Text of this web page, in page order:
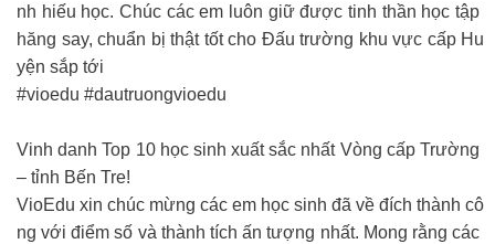
nh hiếu học. Chúc các em luôn giữ được tinh thần học tập
hăng say, chuẩn bị thật tốt cho Đấu trường khu vực cấp Hu
yện sắp tới
#vioedu #dautruongvioedu
Vinh danh Top 10 học sinh xuất sắc nhất Vòng cấp Trường
– tỉnh Bến Tre!
VioEdu xin chúc mừng các em học sinh đã về đích thành cô
ng với điểm số và thành tích ấn tượng nhất. Mong rằng các